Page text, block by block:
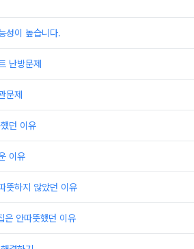
성이 높습니다.
난방문제
문제
던 이유
이유
뜻하지 않았던 이유
은 안따뜻했던 이유